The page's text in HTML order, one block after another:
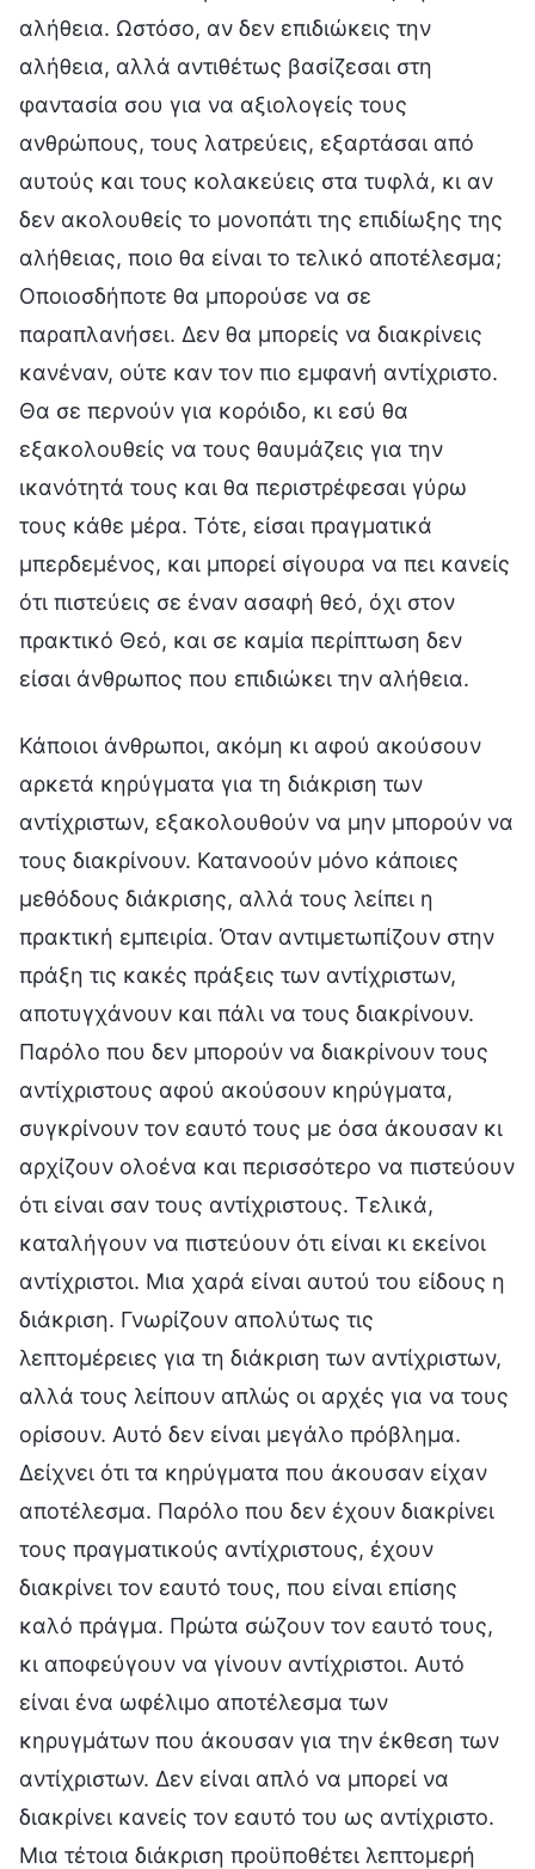
αλήθεια. Ωστόσο, αν δεν επιδιώκεις την
αλήθεια, αλλά αντιθέτως βασίζεσαι στη
φαντασία σου για να αξιολογείς τους
ανθρώπους, τους λατρεύεις, εξαρτάσαι από
αυτούς και τους κολακεύεις στα τυφλά, κι αν
δεν ακολουθείς το μονοπάτι της επιδίωξης της
αλήθειας, ποιο θα είναι το τελικό αποτέλεσμα;
Οποιοσδήποτε θα μπορούσε να σε
παραπλανήσει. Δεν θα μπορείς να διακρίνεις
κανέναν, ούτε καν τον πιο εμφανή αντίχριστο.
Θα σε περνούν για κορόιδο, κι εσύ θα
εξακολουθείς να τους θαυμάζεις για την
ικανότητά τους και θα περιστρέφεσαι γύρω
τους κάθε μέρα. Τότε, είσαι πραγματικά
μπερδεμένος, και μπορεί σίγουρα να πει κανείς
ότι πιστεύεις σε έναν ασαφή θεό, όχι στον
πρακτικό Θεό, και σε καμία περίπτωση δεν
είσαι άνθρωπος που επιδιώκει την αλήθεια.
Κάποιοι άνθρωποι, ακόμη κι αφού ακούσουν
αρκετά κηρύγματα για τη διάκριση των
αντίχριστων, εξακολουθούν να μην μπορούν να
τους διακρίνουν. Κατανοούν μόνο κάποιες
μεθόδους διάκρισης, αλλά τους λείπει η
πρακτική εμπειρία. Όταν αντιμετωπίζουν στην
πράξη τις κακές πράξεις των αντίχριστων,
αποτυγχάνουν και πάλι να τους διακρίνουν.
Παρόλο που δεν μπορούν να διακρίνουν τους
αντίχριστους αφού ακούσουν κηρύγματα,
συγκρίνουν τον εαυτό τους με όσα άκουσαν κι
αρχίζουν ολοένα και περισσότερο να πιστεύουν
ότι είναι σαν τους αντίχριστους. Τελικά,
καταλήγουν να πιστεύουν ότι είναι κι εκείνοι
αντίχριστοι. Μια χαρά είναι αυτού του είδους η
διάκριση. Γνωρίζουν απολύτως τις
λεπτομέρειες για τη διάκριση των αντίχριστων,
αλλά τους λείπουν απλώς οι αρχές για να τους
ορίσουν. Αυτό δεν είναι μεγάλο πρόβλημα.
Δείχνει ότι τα κηρύγματα που άκουσαν είχαν
αποτέλεσμα. Παρόλο που δεν έχουν διακρίνει
τους πραγματικούς αντίχριστους, έχουν
διακρίνει τον εαυτό τους, που είναι επίσης
καλό πράγμα. Πρώτα σώζουν τον εαυτό τους,
κι αποφεύγουν να γίνουν αντίχριστοι. Αυτό
είναι ένα ωφέλιμο αποτέλεσμα των
κηρυγμάτων που άκουσαν για την έκθεση των
αντίχριστων. Δεν είναι απλό να μπορεί να
διακρίνει κανείς τον εαυτό του ως αντίχριστο.
Μια τέτοια διάκριση προϋποθέτει λεπτομερή